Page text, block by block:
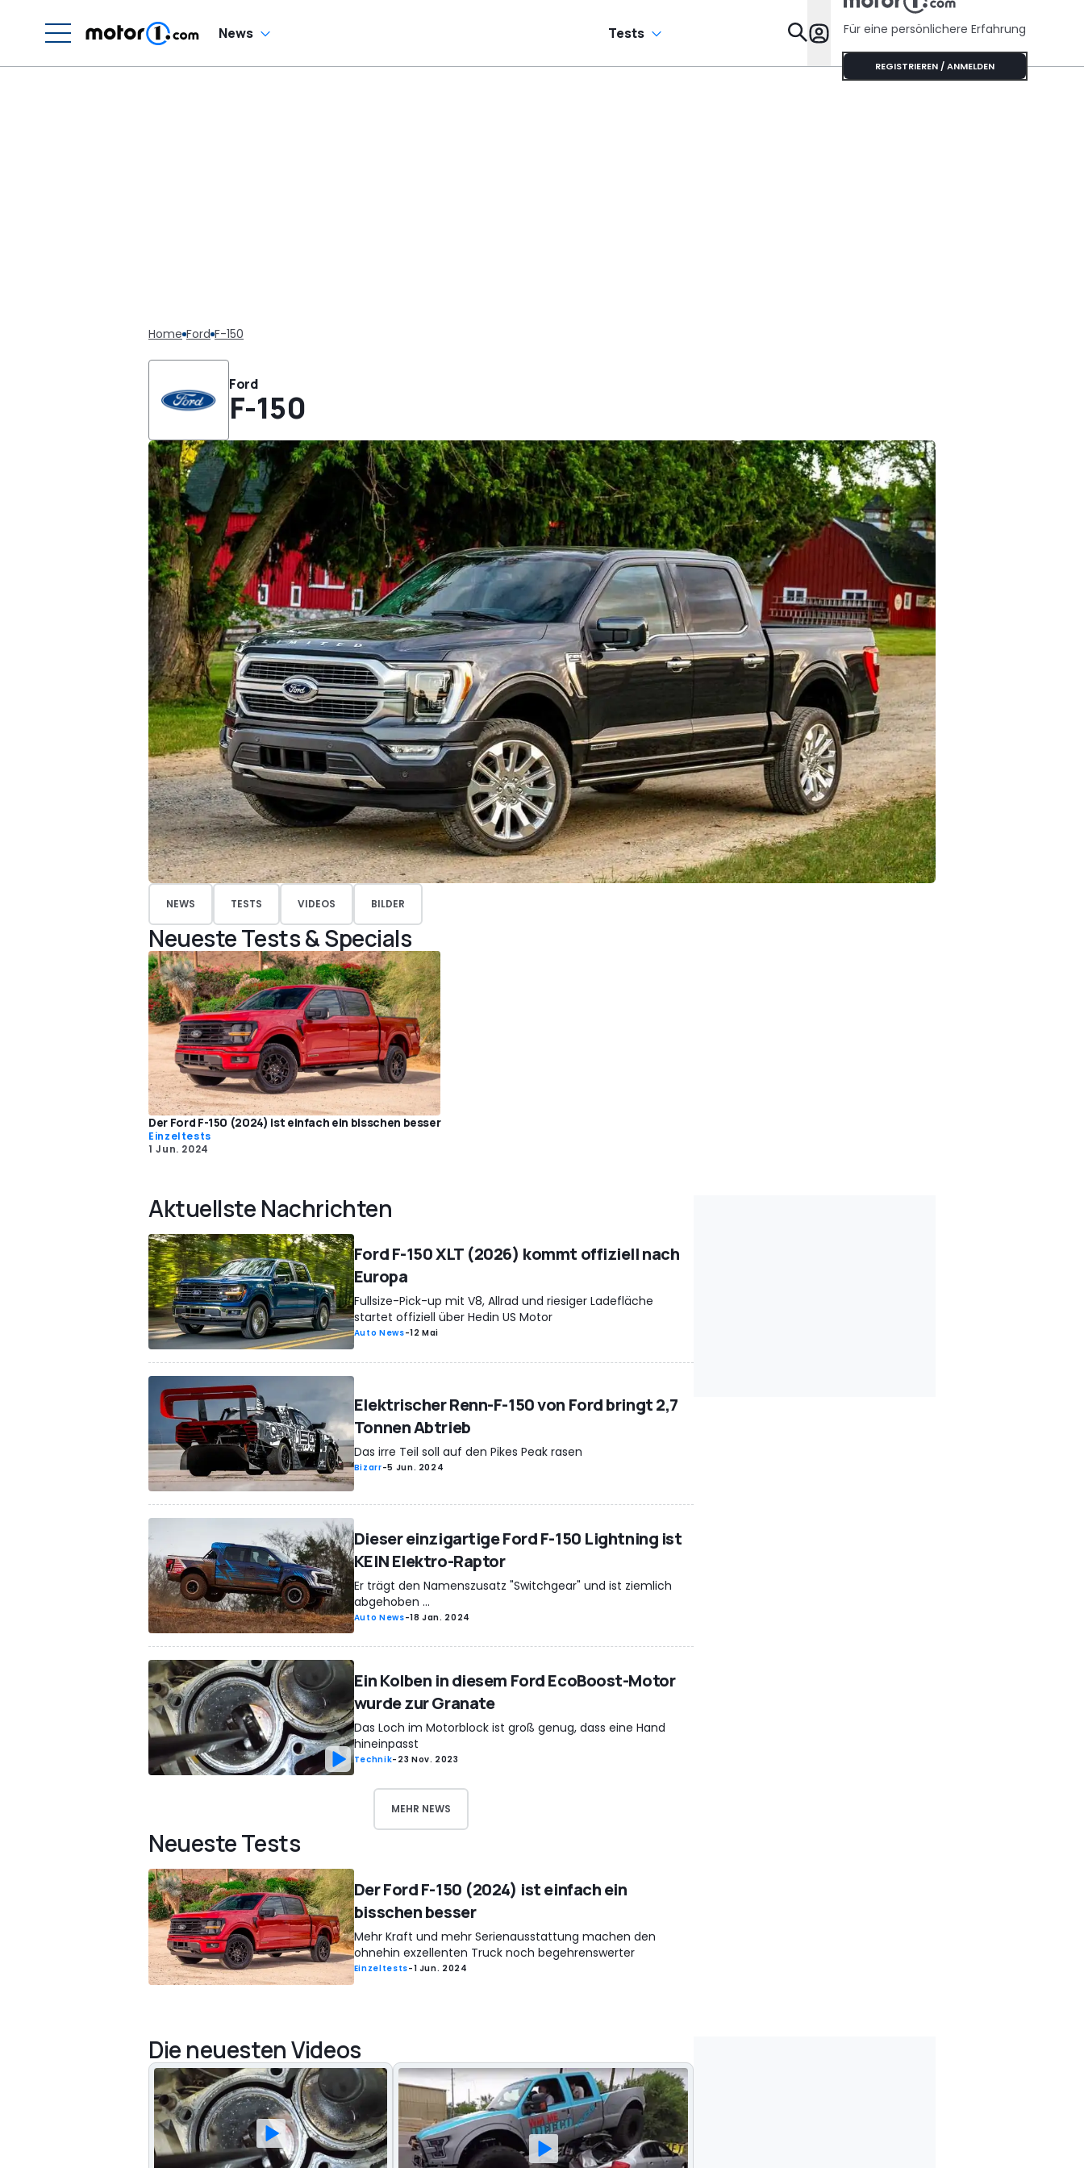
News Tests Specials
Für eine persönlichere Erfahrung
REGISTRIEREN / ANMELDEN
Home Ford F-150
Ford
F-150
NEWS TESTS VIDEOS BILDER
Neueste Tests & Specials
Der Ford F-150 (2024) ist einfach ein bisschen besser
Einzeltests
1 Jun. 2024
Aktuellste Nachrichten
Ford F-150 XLT (2026) kommt offiziell nach
Europa
Fullsize-Pick-up mit V8, Allrad und riesiger Ladefläche
startet offiziell über Hedin US Motor
Auto News-12 Mai
Elektrischer Renn-F-150 von Ford bringt 2,7
Tonnen Abtrieb
Das irre Teil soll auf den Pikes Peak rasen
Bizarr-5 Jun. 2024
Dieser einzigartige Ford F-150 Lightning ist
KEIN Elektro-Raptor
Er trägt den Namenszusatz "Switchgear" und ist ziemlich
abgehoben ...
Auto News-18 Jan. 2024
Ein Kolben in diesem Ford EcoBoost-Motor
wurde zur Granate
Das Loch im Motorblock ist groß genug, dass eine Hand
hineinpasst
Technik- 23 Nov. 2023
MEHR NEWS
Neueste Tests
Der Ford F-150 (2024) ist einfach ein
bisschen besser
Mehr Kraft und mehr Serienausstattung machen den
ohnehin exzellenten Truck noch begehrenswerter
Einzeltests-1 Jun. 2024
Die neuesten Videos